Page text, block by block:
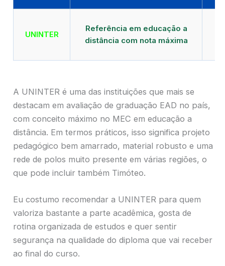
UNINTER
Referência em educação a
distância com nota máxima
A UNINTER é uma das instituições que mais se
destacam em avaliação de graduação EAD no país,
com conceito máximo no MEC em educação a
distância. Em termos práticos, isso significa projeto
pedagógico bem amarrado, material robusto e uma
rede de polos muito presente em várias regiões, o
que pode incluir também Timóteo.
Eu costumo recomendar a UNINTER para quem
valoriza bastante a parte acadêmica, gosta de
rotina organizada de estudos e quer sentir
segurança na qualidade do diploma que vai receber
ao final do curso.